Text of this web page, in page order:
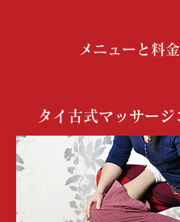
メニューと料金
タイ古式マッサージ